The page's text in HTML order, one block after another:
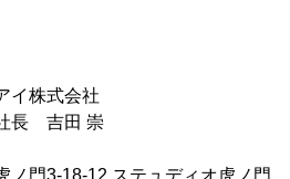
イ株式会社
長 吉田 崇
門3-18-12 ステュディオ虎ノ門